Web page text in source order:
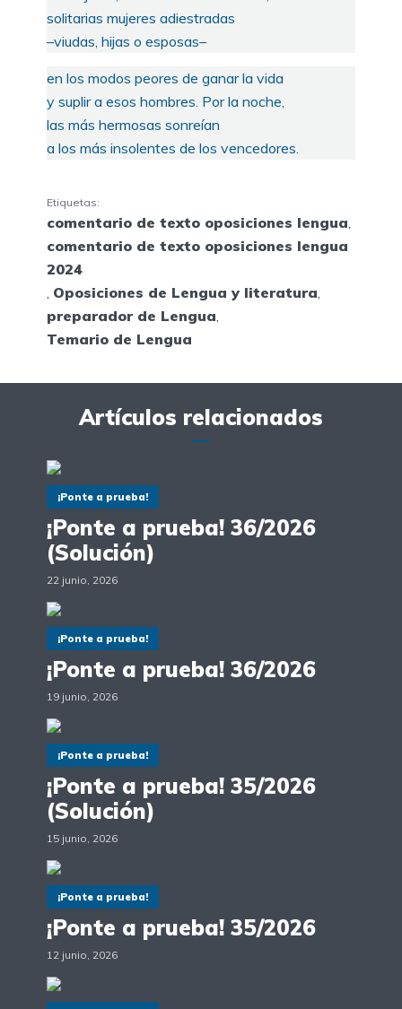
solitarias mujeres adiestradas
–viudas, hijas o esposas–
en los modos peores de ganar la vida
y suplir a esos hombres. Por la noche,
las más hermosas sonreían
a los más insolentes de los vencedores.
Etiquetas:
comentario de texto oposiciones lengua,
comentario de texto oposiciones lengua
2024
, Oposiciones de Lengua y literatura,
preparador de Lengua,
Temario de Lengua
Artículos relacionados
¡Ponte a prueba!
¡Ponte a prueba! 36/2026
(Solución)
22 junio, 2026
¡Ponte a prueba!
¡Ponte a prueba! 36/2026
19 junio, 2026
¡Ponte a prueba!
¡Ponte a prueba! 35/2026
(Solución)
15 junio, 2026
¡Ponte a prueba!
¡Ponte a prueba! 35/2026
12 junio, 2026